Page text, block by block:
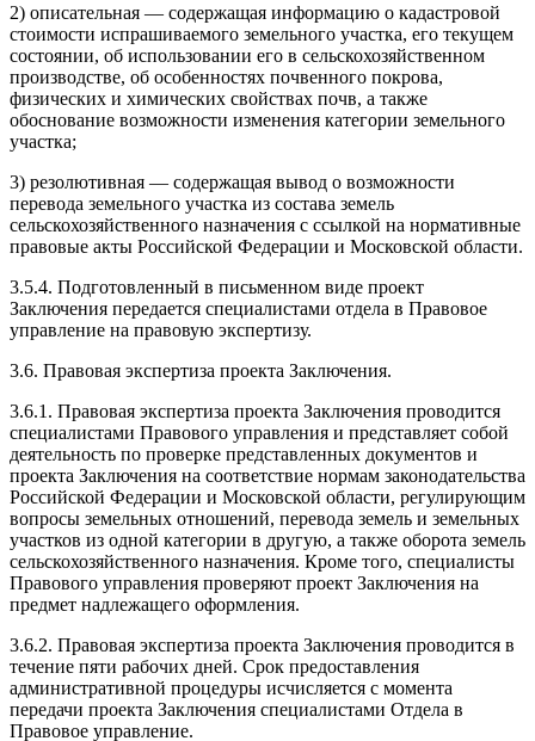
2) описательная — содержащая информацию о кадастровой
стоимости испрашиваемого земельного участка, его текущем
состоянии, об использовании его в сельскохозяйственном
производстве, об особенностях почвенного покрова,
физических и химических свойствах почв, а также
обоснование возможности изменения категории земельного
участка;
3) резолютивная — содержащая вывод о возможности
перевода земельного участка из состава земель
сельскохозяйственного назначения с ссылкой на нормативные
правовые акты Российской Федерации и Московской области.
3.5.4. Подготовленный в письменном виде проект
Заключения передается специалистами отдела в Правовое
управление на правовую экспертизу.
3.6. Правовая экспертиза проекта Заключения.
3.6.1. Правовая экспертиза проекта Заключения проводится
специалистами Правового управления и представляет собой
деятельность по проверке представленных документов и
проекта Заключения на соответствие нормам законодательства
Российской Федерации и Московской области, регулирующим
вопросы земельных отношений, перевода земель и земельных
участков из одной категории в другую, а также оборота земель
сельскохозяйственного назначения. Кроме того, специалисты
Правового управления проверяют проект Заключения на
предмет надлежащего оформления.
3.6.2. Правовая экспертиза проекта Заключения проводится в
течение пяти рабочих дней. Срок предоставления
административной процедуры исчисляется с момента
передачи проекта Заключения специалистами Отдела в
Правовое управление.